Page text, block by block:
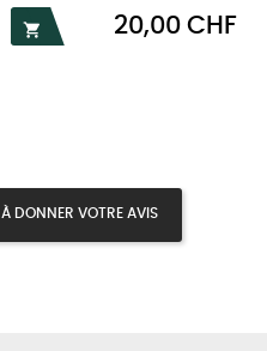

Prix
20,00 CHF
À DONNER VOTRE AVIS